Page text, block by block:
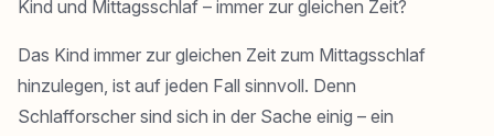
Kind und Mittagsschlaf – immer zur gleichen Zeit?
Das Kind immer zur gleichen Zeit zum Mittagsschlaf
hinzulegen, ist auf jeden Fall sinnvoll. Denn
Schlafforscher sind sich in der Sache einig – ein